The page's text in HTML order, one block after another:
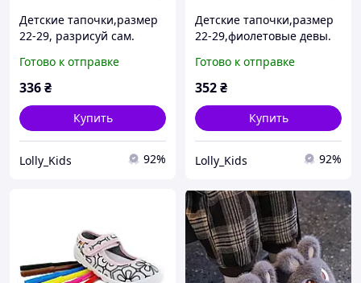
Детские тапочки,размер
22-29, разрисуй сам.
Готово к отправке
336₴
Купить
Lolly_Kids 92%
Детские тапочки,размер
22-29,фиолетовые девы.
Готово к отправке
352₴
Купить
Lolly_Kids 92%